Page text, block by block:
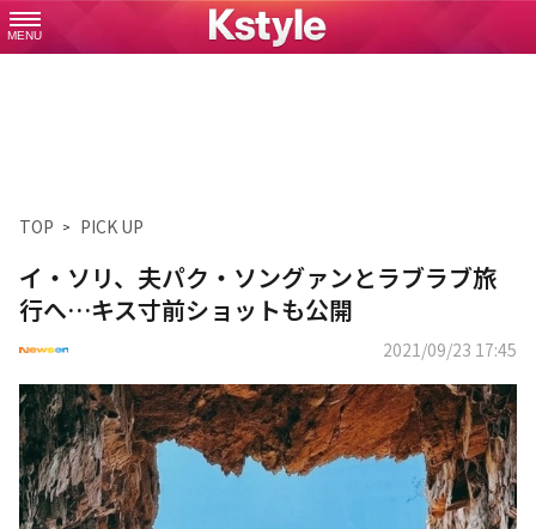
MENU
TOP PICK UP
イ・ソリ、夫パク・ソングァンとラブラブ旅
行へ…キス寸前ショットも公開
2021/09/23 17:45